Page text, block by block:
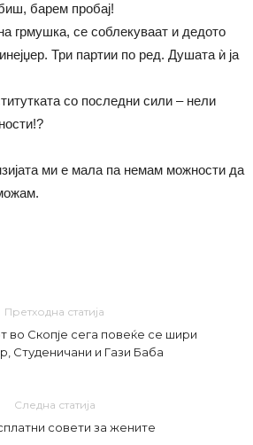
барем пробај!
грмушка, се соблекуваат и дедото
Три партии по ред. Душата ѝ ја
со последни сили – нели
ми е мала па немам можности да
Претходна статија
во Скопје сега повеќе се шири
Студеничани и Гази Баба
Следна статија
совети за жените